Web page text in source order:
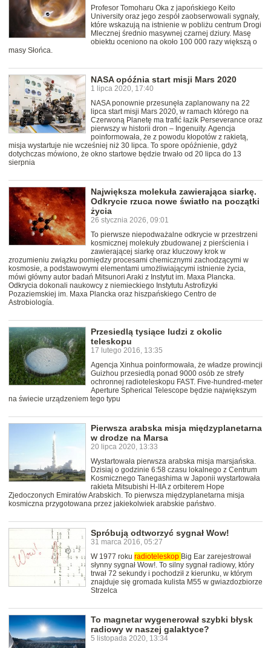
Profesor Tomoharu Oka z japońskiego Keito
University oraz jego zespół zaobserwowali sygnały,
które wskazują na istnienie w pobliżu centrum Drogi
Mlecznej średnio masywnej czarnej dziury. Masę
obiektu oceniono na około 100 000 razy większą o
masy Słońca.
NASA opóźnia start misji Mars 2020
1 lipca 2020, 17:40
NASA ponownie przesunęła zaplanowany na 22
lipca start misji Mars 2020, w ramach którego na
Czerwoną Planetę ma trafić łazik Perseverance oraz
pierwszy w historii dron – Ingenuity. Agencja
poinformowała, że z powodu kłopotów z rakietą,
misja wystartuje nie wcześniej niż 30 lipca. To spore opóźnienie, gdyż
dotychczas mówiono, że okno startowe będzie trwało od 20 lipca do 13
sierpnia
Największa molekuła zawierająca siarkę.
Odkrycie rzuca nowe światło na początki
życia
26 stycznia 2026, 09:01
To pierwsze niepodważalne odkrycie w przestrzeni
kosmicznej molekuły zbudowanej z pierścienia i
zawierającej siarkę oraz kluczowy krok w
zrozumieniu związku pomiędzy procesami chemicznymi zachodzącymi w
kosmosie, a podstawowymi elementami umożliwiającymi istnienie życia,
mówi główny autor badań Mitsunori Araki z Instytut im. Maxa Plancka.
Odkrycia dokonali naukowcy z niemieckiego Instytutu Astrofizyki
Pozaziemskiej im. Maxa Plancka oraz hiszpańskiego Centro de
Astrobiología.
Przesiedlą tysiące ludzi z okolic
teleskopu
17 lutego 2016, 13:35
Agencja Xinhua poinformowała, że władze prowincji
Guizhou przesiedlą ponad 9000 osób ze strefy
ochronnej radioteleskopu FAST. Five-hundred-meter
Aperture Spherical Telescope będzie największym
na świecie urządzeniem tego typu
Pierwsza arabska misja międzyplanetarna
w drodze na Marsa
20 lipca 2020, 13:33
Wystartowała pierwsza arabska misja marsjańska.
Dzisiaj o godzinie 6:58 czasu lokalnego z Centrum
Kosmicznego Tanegashima w Japonii wystartowała
rakieta Mitsubishi H-IIA z orbiterem Hope
Zjedoczonych Emiratów Arabskich. To pierwsza międzyplanetarna misja
kosmiczna przygotowana przez jakiekolwiek arabskie państwo.
Spróbują odtworzyć sygnał Wow!
31 marca 2016, 05:27
W 1977 roku radioteleskop Big Ear zarejestrował
słynny sygnał Wow!. To silny sygnał radiowy, który
trwał 72 sekundy i pochodził z kierunku, w którym
znajduje się gromada kulista M55 w gwiazdozbiorze
Strzelca
To magnetar wygenerował szybki błysk
radiowy w naszej galaktyce?
5 listopada 2020, 13:34